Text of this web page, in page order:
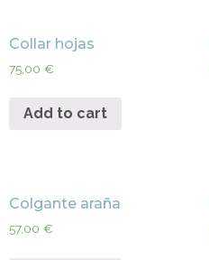
Collar hojas
75,00 €
Add to cart
Colgante araña
57,00 €